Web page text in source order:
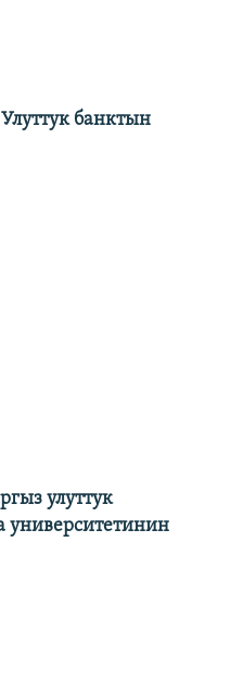
банктын
улуттук
университетинин